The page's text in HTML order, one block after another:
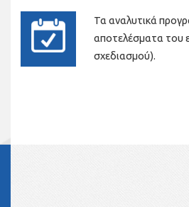
Τα αναλυτικά
αποτελέσματα του
σχεδιασμού).